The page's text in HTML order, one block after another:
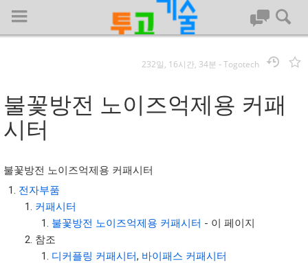
대문
회사명 :
투고기술
| 대표 : 김명기 | 사업자번호 : 142-08-78939
전화 : 031-8065-5299 | 주소 : (16954)) 경기도 용인시 기흥구 흥덕1
로 13, B동(complex동) 1213호(영덕동,흥덕IT밸리)
COPYRIGHT (C) 투고기술 ALL RIGHTS RESEVED
232일, 16시간, 34분 -Togotech
불꽃방전 노이즈억제용 커패
시터
불꽃방전 노이즈억제용 커패시터
전자부품
커패시터
불꽃방전 노이즈억제용 커패시터 - 이 페이지
참조
디커플링 커패시터, 바이패스 커패시터